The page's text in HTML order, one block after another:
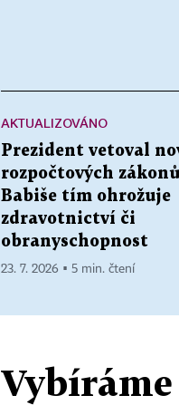
AKTUALIZOVÁNO
Prezident vetoval
rozpočtových
Babiše tím ohrožuje
zdravotnictví či
obranyschopnost
23. 7. 2026 ▪ 5 min. čtení
Vybíráme